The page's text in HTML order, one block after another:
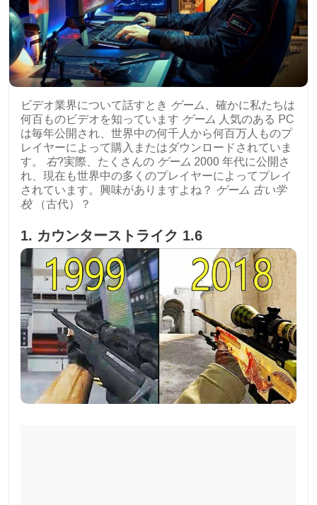
ビデオ業界について話すとき ゲーム 、確かに私たちは
何百ものビデオを知っています ゲーム 人気のある PC
は毎年公開され、世界中の何千人から何百万人ものプ
レイヤーによって購入またはダウンロードされていま
す。 右?実際、たくさんの ゲーム 2000 年代に公開さ
れ、現在も世界中の多くのプレイヤーによってプレイ
されています。興味がありますよね？ ゲーム 古い学
校（古代）？
1. カウンターストライク 1.6